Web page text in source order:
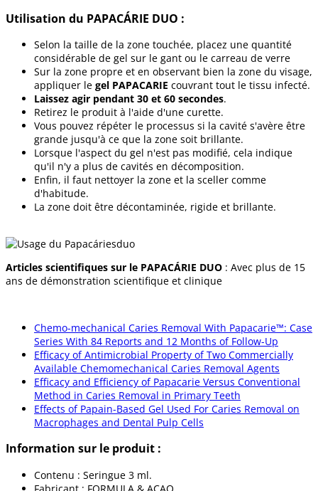
Utilisation du PAPACÁRIE DUO :
Selon la taille de la zone touchée, placez une quantité
considérable de gel sur le gant ou le carreau de verre
Sur la zone propre et en observant bien la zone du visage,
appliquer le gel PAPACARIE couvrant tout le tissu infecté.
Laissez agir pendant 30 et 60 secondes.
Retirez le produit à l'aide d'une curette.
Vous pouvez répéter le processus si la cavité s'avère être
grande jusqu'à ce que la zone soit brillante.
Lorsque l'aspect du gel n'est pas modifié, cela indique
qu'il n'y a plus de cavités en décomposition.
Enfin, il faut nettoyer la zone et la sceller comme
d'habitude.
La zone doit être décontaminée, rigide et brillante.
Articles scientifiques sur le PAPACÁRIE DUO : Avec plus de 15
ans de démonstration scientifique et clinique
Chemo-mechanical Caries Removal With Papacarie™: Case
Series With 84 Reports and 12 Months of Follow-Up
Efficacy of Antimicrobial Property of Two Commercially
Available Chemomechanical Caries Removal Agents
Efficacy and Efficiency of Papacarie Versus Conventional
Method in Caries Removal in Primary Teeth
Effects of Papain-Based Gel Used For Caries Removal on
Macrophages and Dental Pulp Cells
Information sur le produit :
Contenu : Seringue 3 ml.